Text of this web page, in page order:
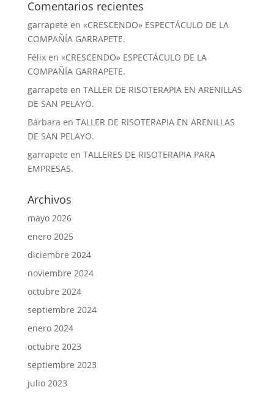
Comentarios recientes
garrapete en «CRESCENDO» ESPECTÁCULO DE LA
COMPAÑÍA GARRAPETE.
Félixen «CRESCENDO» ESPECTÁCULO DE LA
COMPAÑÍA GARRAPETE.
garrapete en TALLER DE RISOTERAPIA EN ARENILLAS
DE SAN PELAYO.
Bárbara en TALLER DE RISOTERAPIA EN ARENILLAS
DE SAN PELAYO.
garrapete en TALLERES DE RISOTERAPIA PARA
EMPRESAS.
Archivos
mayo 2026
enero 2025
diciembre 2024
noviembre 2024
octubre 2024
septiembre 2024
enero 2024
octubre 2023
septiembre 2023
julio 2023